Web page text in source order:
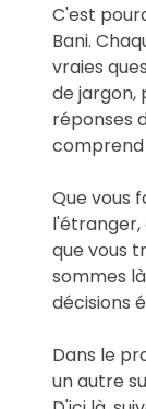
C'est
Bani.
vraies
de jargon,
réponses
comprend
Que vous
l'étranger,
que vous
sommes
décisions
Dans le
un autre